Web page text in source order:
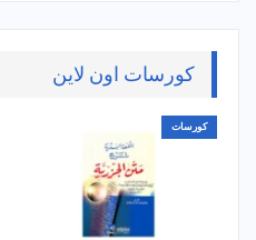
كورسات اون لاين
كورسات